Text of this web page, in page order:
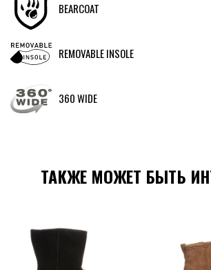
BEARCOAT
REMOVABLE INSOLE
360 WIDE
ТАКЖЕ МОЖЕТ БЫТЬ